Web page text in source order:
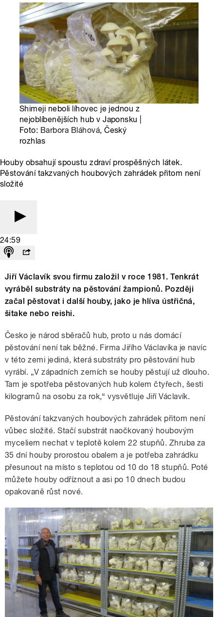
Shimeji neboli líhovec je jednou z
nejoblíbenějších hub v Japonsku |
Foto: Barbora Bláhová, Český
rozhlas
Houby obsahují spoustu zdraví prospěšných látek.
Pěstování takzvaných houbových zahrádek přitom není
složité
24:59
Jiří Václavík svou firmu založil v roce 1981. Tenkrát
vyráběl substráty na pěstování žampionů. Později
začal pěstovat i další houby, jako je hlíva ústřičná,
šitake nebo reishi.
Česko je národ sběračů hub, proto u nás domácí
pěstování není tak běžné. Firma Jiřího Václavíka je navíc
v této zemi jediná, která substráty pro pěstování hub
vyrábí. „V západních zemích se houby pěstují už dlouho.
Tam je spotřeba pěstovaných hub kolem čtyřech, šesti
kilogramů na osobu za rok,“ vysvětluje Jiří Václavík.
Pěstování takzvaných houbových zahrádek přitom není
vůbec složité. Stačí substrát naočkovaný houbovým
myceliem nechat v teplotě kolem 22 stupňů. Zhruba za
35 dní houby prorostou obalem a je potřeba zahrádku
přesunout na místo s teplotou od 10 do 18 stupňů. Poté
můžete houby odříznout a asi po 10 dnech budou
opakovaně růst nové.